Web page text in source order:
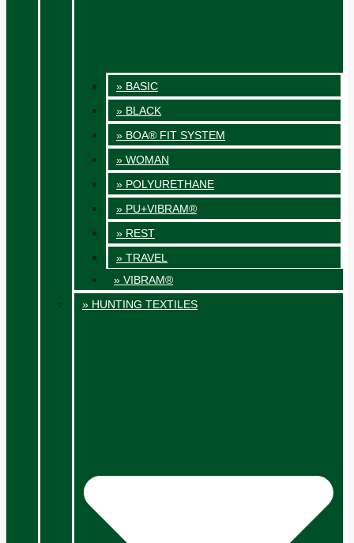
» BASIC
» BLACK
» BOA® FIT SYSTEM
» WOMAN
» POLYURETHANE
» PU+VIBRAM®
» REST
» TRAVEL
» VIBRAM®
» HUNTING TEXTILES